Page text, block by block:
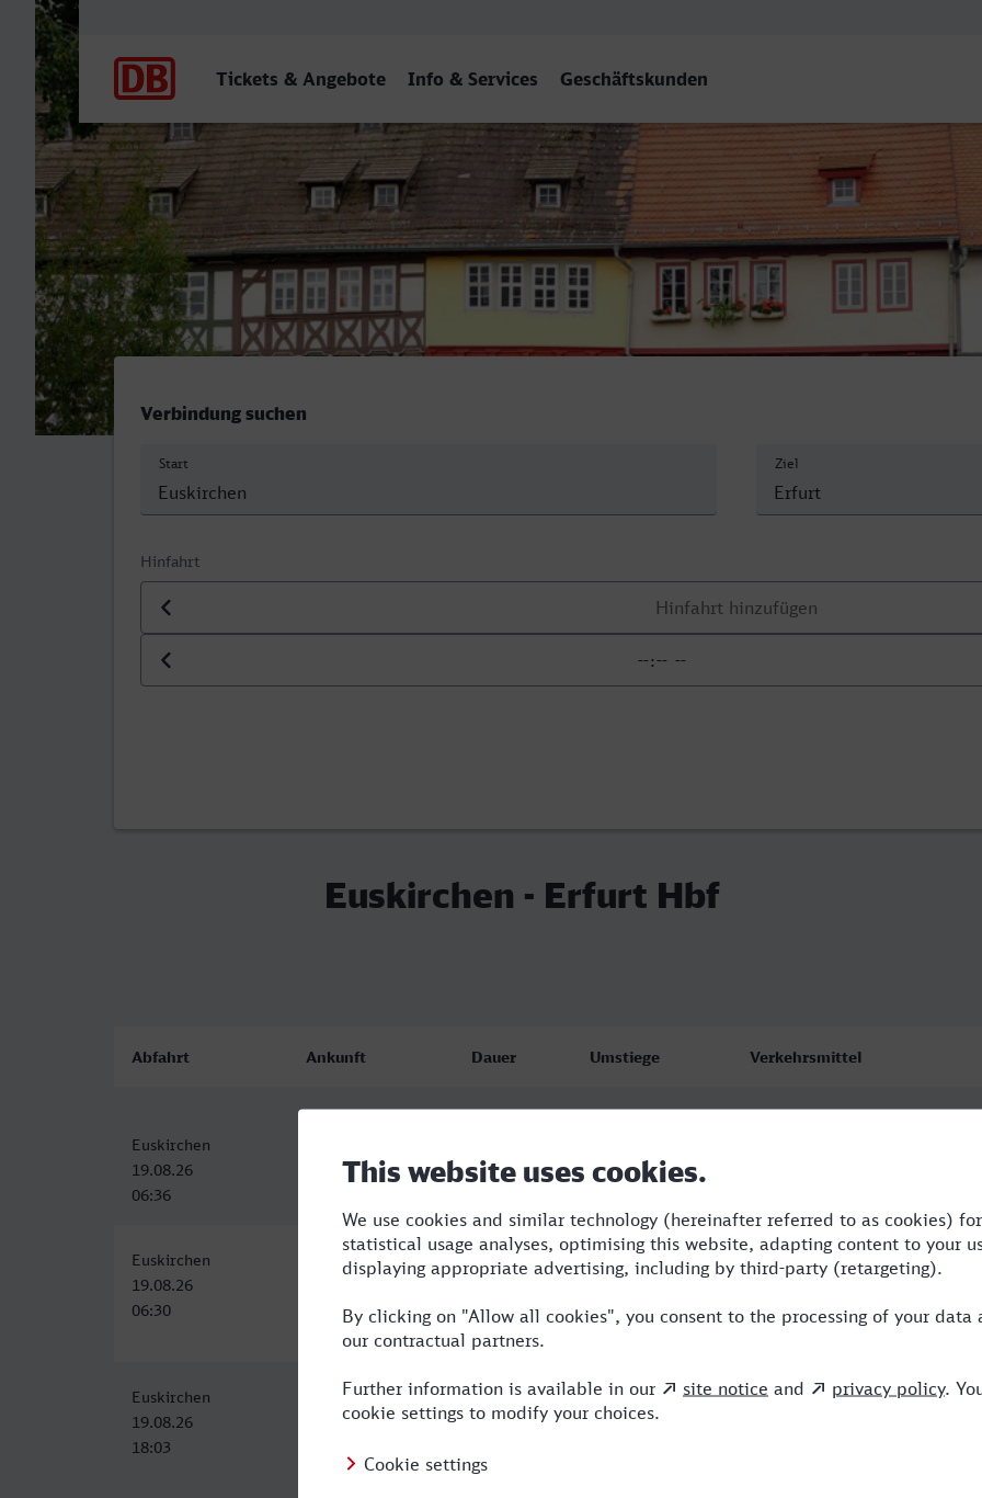
Tickets & Angebote Info & Services Geschäftskunden
Euskirchen - Erfurt Hbf
Verbindung suchen
Start Ziel
Hinfahrt
Datum der Hinfahrt
Uhrzeit der Hinfahrt
Euskirchen - Erfurt Hbf
Abfahrt Ankunft Dauer Umstiege Verkehrsmittel
Euskirchen
19.08.26
06:36
19.08.26
Euskirchen
19.08.26
06:30
Erfurt Hbf
11:08
4:38 2 RB,ICE
Euskirchen
19.08.26
18:03
Erfurt Hbf
20.08.26
6:24 4 RE,VLX,NX,ICE,VIA